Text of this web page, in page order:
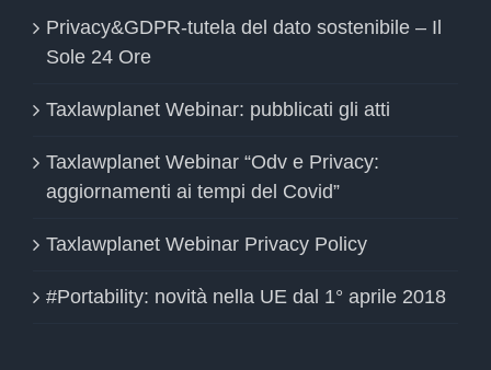
Privacy&GDPR-tutela del dato sostenibile – Il
Sole 24 Ore
Taxlawplanet Webinar: pubblicati gli atti
Taxlawplanet Webinar “Odv e Privacy:
aggiornamenti ai tempi del Covid”
Taxlawplanet Webinar Privacy Policy
#Portability: novità nella UE dal 1° aprile 2018